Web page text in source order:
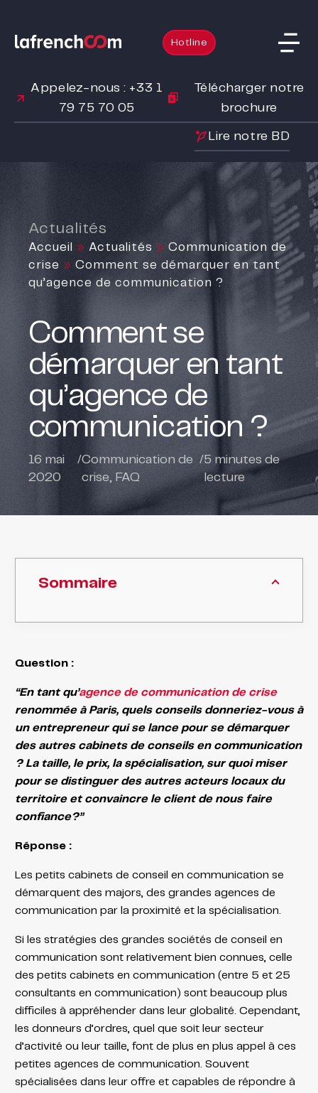
Hotline
Appelez-nous : +33 1
79 75 70 05
Télécharger notre
brochure
Lire notre BD
Actualités
Accueil » Actualités » Communication de
crise » Comment se démarquer en tant
qu’agence de communication ?
Comment se
démarquer en tant
qu’agence de
communication ?
16 mai
2020
/Communication de
crise, FAQ
/5 minutes de
lecture
Sommaire
Question :
“En tant qu’agence de communication de crise
renommée à Paris, quels conseils donneriez-vous à
un entrepreneur qui se lance pour se démarquer
des autres cabinets de conseils en communication
? La taille, le prix, la spécialisation, sur quoi miser
pour se distinguer des autres acteurs locaux du
territoire et convaincre le client de nous faire
confiance?”
Réponse :
Les petits cabinets de conseil en communication se
démarquent des majors, des grandes agences de
communication par la proximité et la spécialisation.
Si les stratégies des grandes sociétés de conseil en
communication sont relativement bien connues, celle
des petits cabinets en communication (entre 5 et 25
consultants en communication) sont beaucoup plus
difficiles à appréhender dans leur globalité. Cependant,
les donneurs d’ordres, quel que soit leur secteur
d’activité ou leur taille, font de plus en plus appel à ces
petites agences de communication. Souvent
spécialisées dans leur offre et capables de répondre à